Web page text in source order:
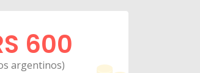
600
argentinos)